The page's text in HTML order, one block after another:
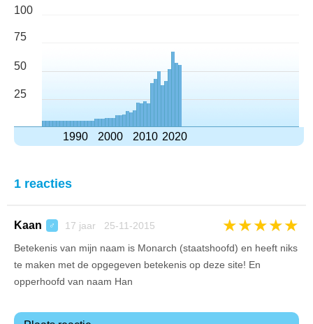
100
75
50
25
1990 2000 2010 2020
1 reacties
Kaan ♂ 17 jaar 25-11-2015 ★★★★★
Betekenis van mijn naam is Monarch (staatshoofd) en heeft niks
te maken met de opgegeven betekenis op deze site! En
opperhoofd van naam Han